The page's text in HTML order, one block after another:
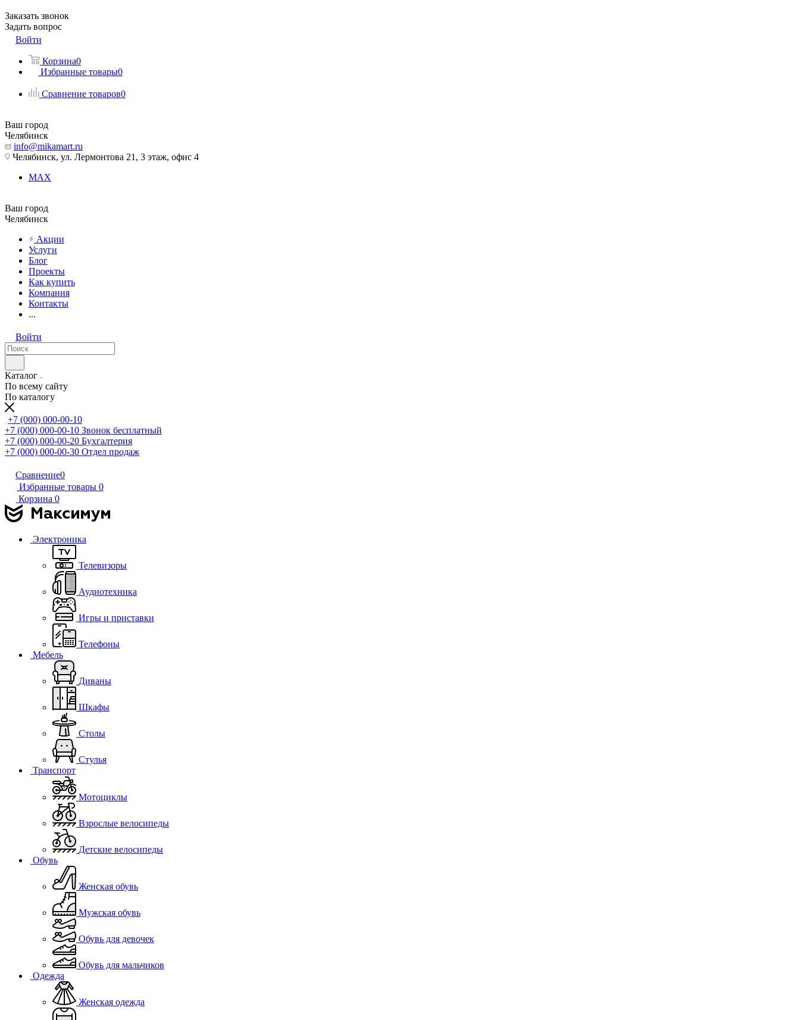
Заказать звонок
Задать вопрос
Войти
Корзина0
Избранные товары0
Сравнение товаров0
Ваш город
Челябинск
info@mikamart.ru
Челябинск, ул. Лермонтова 21, 3 этаж, офис 4
MAX
Ваш город
Челябинск
Акции
Услуги
Блог
Проекты
Как купить
Компания
Контакты
...
Войти
Каталог
По всему сайту
По каталогу
+7 (000) 000-00-10
+7 (000) 000-00-10 Звонок бесплатный
+7 (000) 000-00-20 Бухгалтерия
+7 (000) 000-00-30 Отдел продаж
Сравнение0
Избранные товары 0
Корзина 0
Электроника
Телевизоры
Аудиотехника
Игры и приставки
Телефоны
Мебель
Диваны
Шкафы
Столы
Стулья
Транспорт
Мотоциклы
Взрослые велосипеды
Детские велосипеды
Обувь
Женская обувь
Мужская обувь
Обувь для девочек
Обувь для мальчиков
Одежда
Женская одежда